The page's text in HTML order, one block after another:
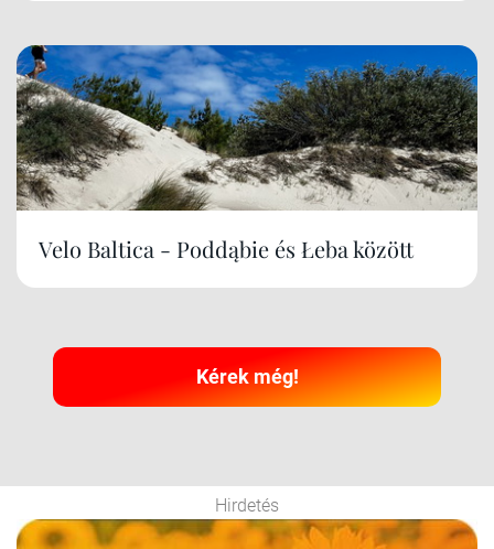
Velo Baltica - Poddąbie és Łeba között
Kérek még!
Hirdetés